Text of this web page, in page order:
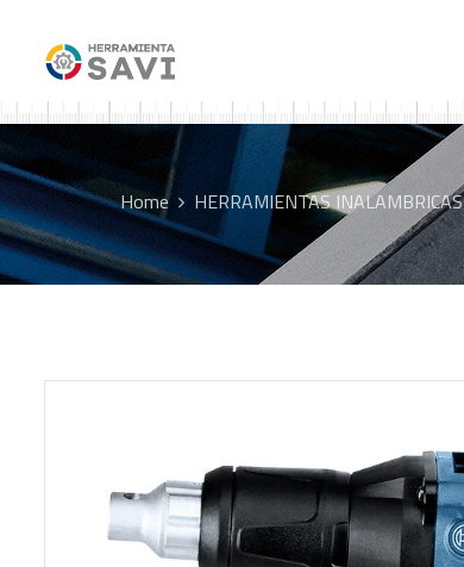
Home HERRAMIENTAS INALAMBRICAS